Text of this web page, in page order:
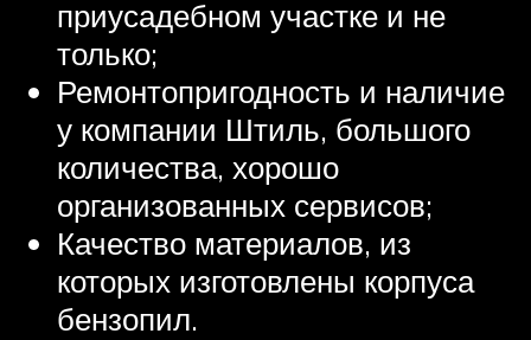
приусадебном участке и не
только;
Ремонтопригодность и наличие
у компании Штиль, большого
количества, хорошо
организованных сервисов;
Качество материалов, из
которых изготовлены корпуса
бензопил.